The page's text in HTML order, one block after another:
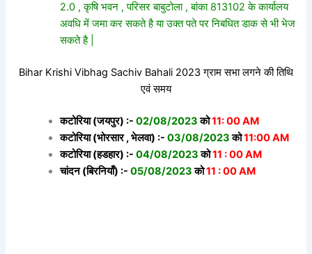
2.0 , कृषि भवन , परिसर बाबुटोला , बांका 813102 के कार्यालय
अवधि में जमा कर सकते है या उक्त पते पर निबधित डाक से भी भेज
सकते है |
Bihar Krishi Vibhag Sachiv Bahali 2023 ग्राम सभा लगने की तिथि
एवं समय
कटोरिया (जयपुर) :-02/08/2023को11: 00 AM
कटोरिया (भोरसार , भेलवा) :-03/08/2023को11:00 AM
कटोरिया (हडहार) :- 04/08/2023को11 : 00 AM
चांदन (बिरनियाँ) :-05/08/2023को11 : 00 AM